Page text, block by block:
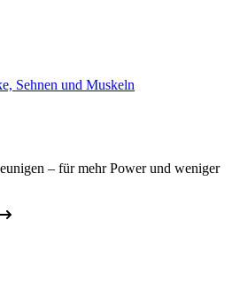
Sehnen und Muskeln
– für mehr Power und weniger